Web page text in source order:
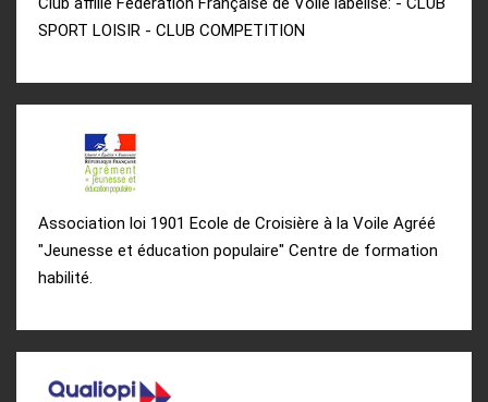
SPORT LOISIR - CLUB COMPETITION
Association loi 1901 Ecole de Croisière à la Voile Agréé
"Jeunesse et éducation populaire" Centre de formation
habilité.